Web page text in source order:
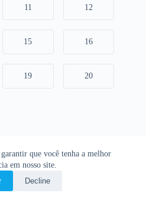
que você tenha a melhor
em nosso site.
Decline
11 12
15 16
19 20
• Bíblia Online •